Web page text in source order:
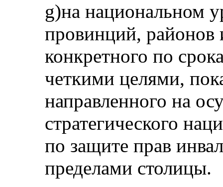
g)на национальном
провинций, районов
конкретного по
четкими целями,
направленного на
стратегического
по защите прав
пределами столицы.